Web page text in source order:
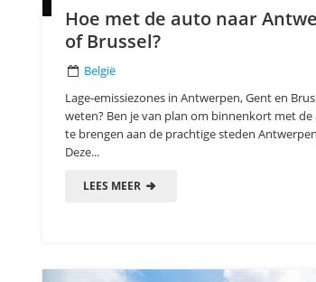
Hoe met de auto naar
of Brussel?
België
Lage-emissiezones in Antwerpen, Gent en
weten? Ben je van plan om binnenkort met
te brengen aan de prachtige steden
Deze...
LEES MEER